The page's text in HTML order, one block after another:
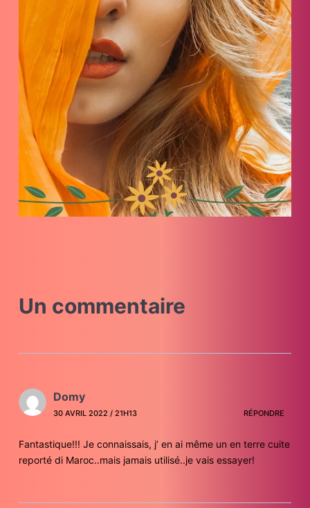
Un commentaire
Domy
30 AVRIL 2022 / 21H13 RÉPONDRE
Fantastique!!! Je connaissais, j’ en ai même un en terre cuite
reporté di Maroc..mais jamais utilisé..je vais essayer!